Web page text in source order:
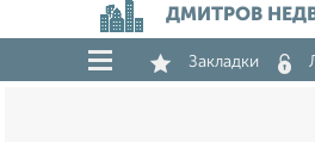
ДМИТРОВ
Закладки